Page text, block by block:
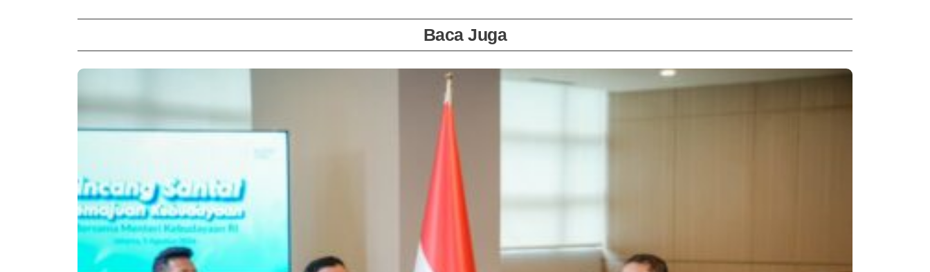
Baca Juga